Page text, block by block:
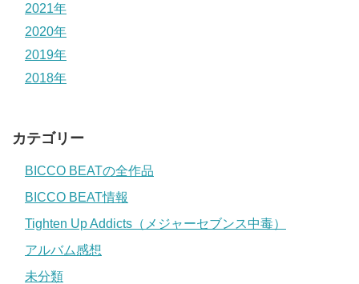
2021年
2020年
2019年
2018年
カテゴリー
BICCO BEATの全作品
BICCO BEAT情報
Tighten Up Addicts（メジャーセブンス中毒）
アルバム感想
未分類